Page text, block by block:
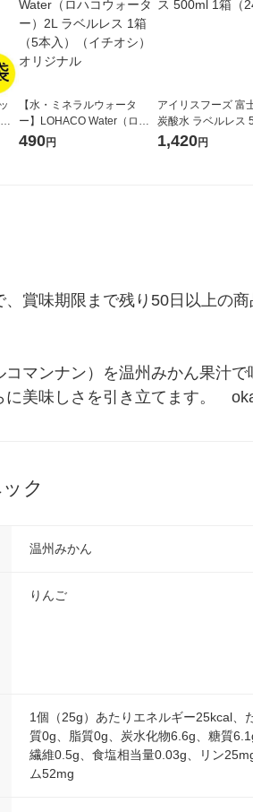
1
【水・ミネラルウォータ
ー】LOHACO Water（ロハ
コウォーター）2L ラベルレ
490円
アイリスフーズ 富
炭酸水 ラベルレス
箱（24本入）
1,420円
賞味期限まで残り50日以上の商
コマンナン）を温州みかん果汁
に美味しさを引き立てます。　
ク
温州みかん
りんご
1個（25g）あたりエネルギー25kcal、
質0g、脂質0g、炭水化物6.6g、糖質
繊維0.5g、食塩相当量0.03g、リン
ム52mg